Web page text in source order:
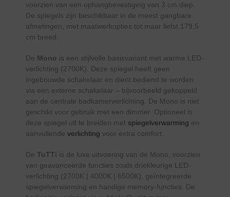
voorzien van een ophangbevestiging van 3 cm diep.
De spiegels zijn beschikbaar in de meest gangbare
afmetingen, met maatwerkopties tot maar liefst 179,5
cm breed.
De Mono is een stijlvolle basisvariant met warme LED-
verlichting (2700K). Deze spiegel heeft geen
ingebouwde schakelaar en dient bediend te worden
via een externe schakelaar – bijvoorbeeld gekoppeld
aan de centrale badkamerverlichting. De Mono is niet
geschikt voor gebruik met een dimmer. Optioneel is
deze spiegel uit te breiden met spiegelverwarming en
aanvullende verlichting voor extra comfort.
De TuTTi is de luxe uitvoering van de Mono, voorzien
van geavanceerde functies zoals driekleurige LED-
verlichting (2700K | 4000K | 6500K), geïntegreerde
spiegelverwarming en handige memory-functies. De